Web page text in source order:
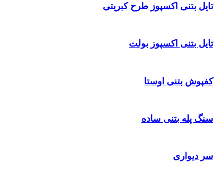
تایل بتنی اکسپوز طرح کبریتی
تایل بتنی اکسپوز بولت
کفپوش بتنی اوستا
سنگ پله بتنی ساده
سر دیواری